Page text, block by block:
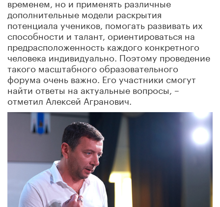
дополнительные модели раскрытия
потенциала учеников, помогать развивать их
способности и талант, ориентироваться на
предрасположенность каждого конкретного
человека индивидуально. Поэтому проведение
такого масштабного образовательного
форума очень важно. Его участники смогут
найти ответы на актуальные вопросы, –
отметил Алексей Агранович.